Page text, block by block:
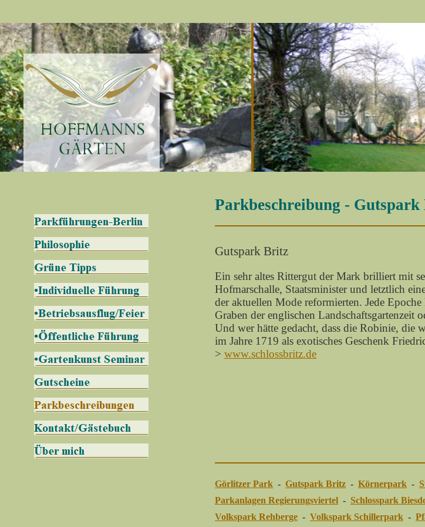
Parkbeschreibung -
Gutspark Britz
Ein sehr altes Rittergut der Mark brilliert mit
Hofmarschalle, Staatsminister und letztlich
der aktuellen Mode reformierten. Jede
Graben der englischen
Und wer hätte gedacht, dass die Robinie, die
im Jahre 1719 als exotisches Geschenk
> www.schlossbritz.de
Görlitzer Park - Gutspark Britz - Körnerpark -
Parkanlagen Regierungsviertel - Schlosspark
Volkspark Rehberge - Volkspark Schillerpark -